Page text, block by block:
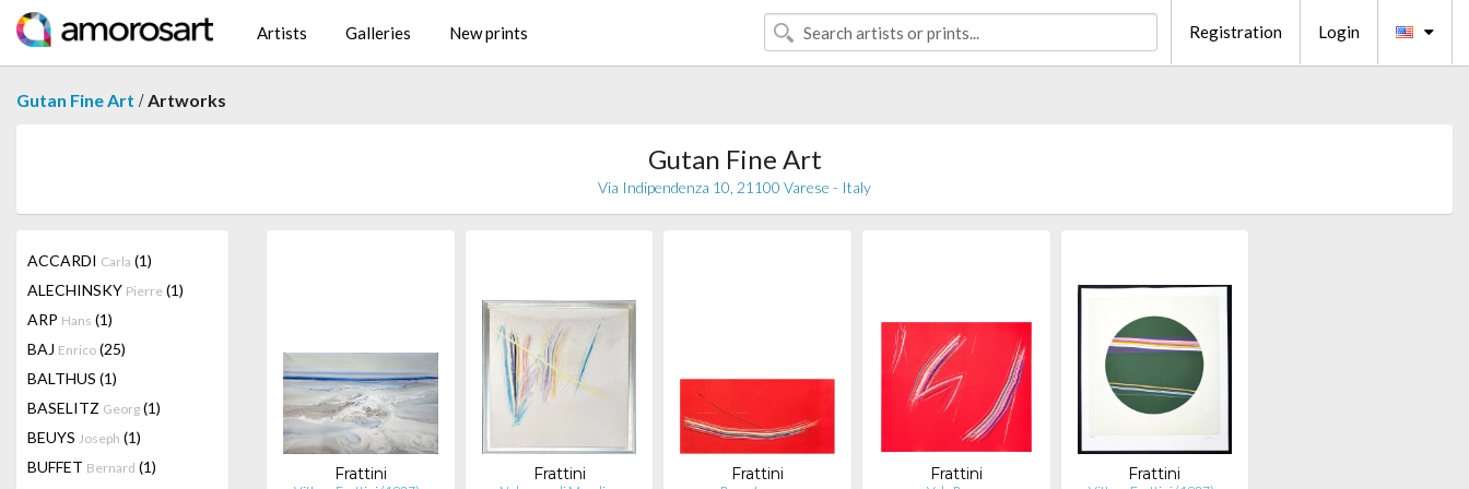
Artists Galleries New prints Registration Login
Gutan Fine Art /Artworks
Gutan Fine Art
Via Indipendenza 10, 21100 Varese - Italy
ACCARDI Carla (1)
ALECHINSKY Pierre (1)
ARP Hans (1)
BAJ Enrico (25)
BALTHUS (1)
BASELITZ Georg (1)
BEUYS Joseph (1)
BUFFET Bernard (1)
Frattini Frattini Frattini Frattini Frattini